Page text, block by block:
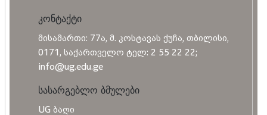
კონტაქტი
მისამართი: 77ა, მ. კოსტავას ქუჩა, თბილისი,
0171, საქართველო ტელ: 2 55 22 22;
info@ug.edu.ge
სასარგებლო ბმულები
UG ბაღი